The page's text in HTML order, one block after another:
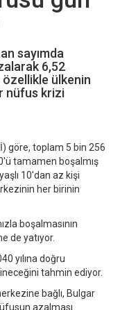
sayımda
6,52
ülkenin
nüfus krizi
göre, toplam 5 bin 256
tamamen boşalmış
10'dan az kişi
her birinin
boşalmasının
de yatıyor.
yılına doğru
tahmin ediyor.
bağlı, Bulgar
azalması